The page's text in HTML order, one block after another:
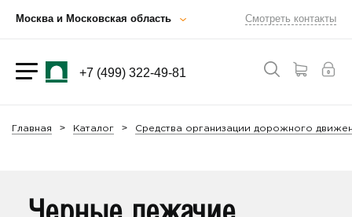
Москва и Московская область Смотреть контакты
+7 (499) 322-49-81
Главная Каталог Средства организации дорожного